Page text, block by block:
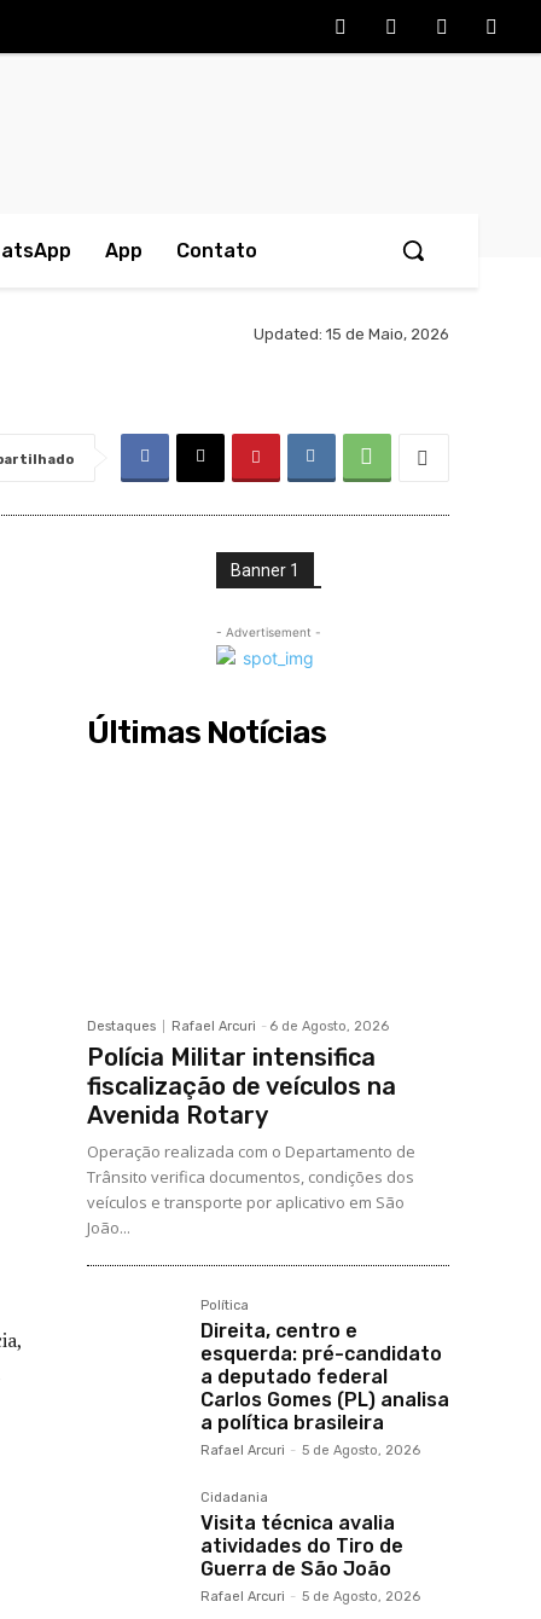
App Contato
Updated: 15 de Maio, 2026
Banner 1
- Advertisement -
Últimas Notícias
Destaques Rafael Arcuri - 6 de Agosto, 2026
Polícia Militar intensifica
fiscalização de veículos na
Avenida Rotary
Operação realizada com o Departamento de
Trânsito verifica documentos, condições dos
veículos e transporte por aplicativo em São
João...
Política
Direita, centro e
esquerda: pré-candidato
a deputado federal
Carlos Gomes (PL) analisa
a política brasileira
Rafael Arcuri - 5 de Agosto, 2026
Cidadania
Visita técnica avalia
atividades do Tiro de
Guerra de São João
Rafael Arcuri - 5 de Agosto, 2026